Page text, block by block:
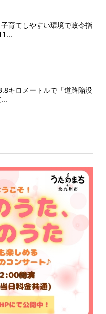
子育てしやすい環境で政令指
キロメートルで「道路陥没